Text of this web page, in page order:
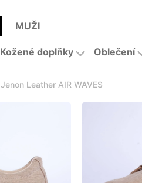
Kožené doplňky Oblečení
MUŽI
Jenon Leather AIR WAVES